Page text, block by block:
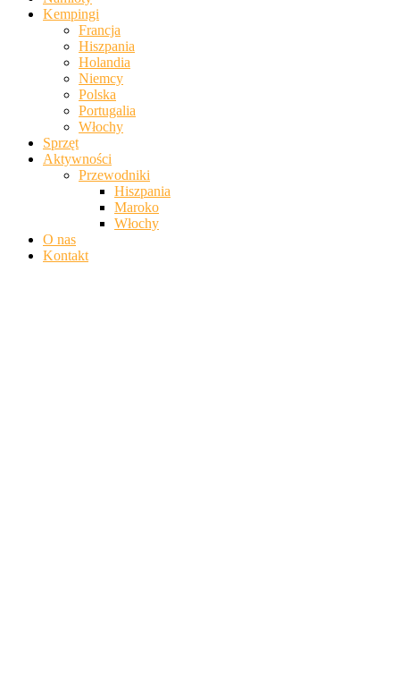
Kempingi
Francja
Hiszpania
Holandia
Niemcy
Polska
Portugalia
Włochy
Sprzęt
Aktywności
Przewodniki
Hiszpania
Maroko
Włochy
O nas
Kontakt